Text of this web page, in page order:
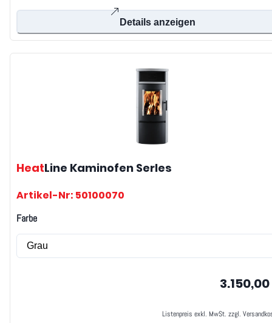
Details anzeigen
HeatLine Kaminofen Serles
Artikel-Nr: 50100070
Farbe
Listenpreis exkl. MwSt. zzgl.